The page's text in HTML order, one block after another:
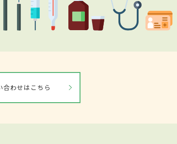
合わせはこちら